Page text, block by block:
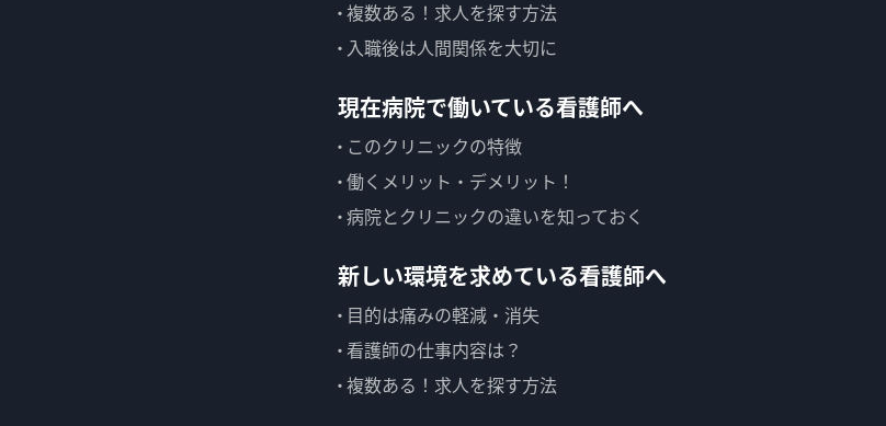
複数ある！求人を探す方法
入職後は人間関係を大切に
現在病院で働いている看護師へ
このクリニックの特徴
働くメリット・デメリット！
病院とクリニックの違いを知っておく
新しい環境を求めている看護師へ
目的は痛みの軽減・消失
看護師の仕事内容は？
複数ある！求人を探す方法